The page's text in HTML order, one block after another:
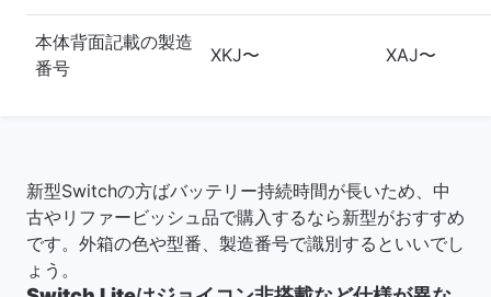
本体背面記載の製造
番号
XKJ〜 XAJ〜
新型Switchの方ばバッテリー持続時間が長いため、中
古やリファービッシュ品で購入するなら新型がおすすめ
です。外箱の色や型番、製造番号で識別するといいでし
ょう。